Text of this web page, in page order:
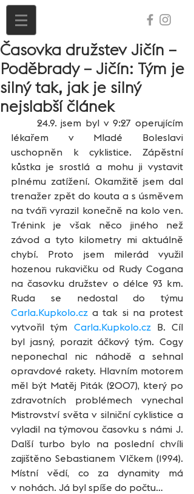
Časovka družstev Jičín –
Poděbrady – Jičín: Tým je
silný tak, jak je silný
nejslabší článek
lékařem v Mladé Boleslavi
uschopněn k cyklistice. Zápěstní
kůstka je srostlá a mohu ji vystavit
plnému zatížení. Okamžitě jsem dal
trenažer zpět do kouta a s úsměvem
na tváři vyrazil konečně na kolo ven.
Trénink je však něco jiného než
závod a tyto kilometry mi aktuálně
chybí. Proto jsem milerád využil
hozenou rukavičku od Rudy Cogana
na časovku družstev o délce 93 km.
Carla.Kupkolo.cz a tak si na protest
vytvořil tým Carla.Kupkolo.cz B. Cíl
byl jasný, porazit áčkový tým. Cogy
neponechal nic náhodě a sehnal
opravdové rakety. Hlavním motorem
měl být Matěj Piták (2007), který po
zdravotních problémech vynechal
Mistrovství světa v silniční cyklistice a
vyladil na týmovou časovku s námi J.
Další turbo bylo na poslední chvíli
zajištěno Sebastianem Vlčkem (1994).
Místní vědí, co za dynamity má
v nohách. Já byl spíše do počtu…